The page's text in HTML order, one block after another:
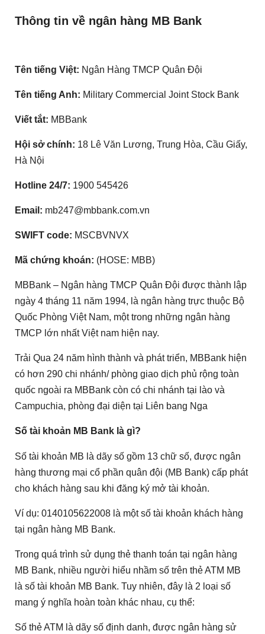
Thông tin về ngân hàng MB Bank
Tên tiếng Việt: Ngân Hàng TMCP Quân Đội
Tên tiếng Anh: Military Commercial Joint Stock Bank
Viết tắt: MBBank
Hội sở chính: 18 Lê Văn Lương, Trung Hòa, Cầu Giấy,
Hà Nội
Hotline 24/7: 1900 545426
Email: mb247@mbbank.com.vn
SWIFT code: MSCBVNVX
Mã chứng khoán: (HOSE: MBB)
MBBank – Ngân hàng TMCP Quân Đội được thành lập
ngày 4 tháng 11 năm 1994, là ngân hàng trực thuộc Bộ
Quốc Phòng Việt Nam, một trong những ngân hàng
TMCP lớn nhất Việt nam hiện nay.
Trải Qua 24 năm hình thành và phát triển, MBBank hiện
có hơn 290 chi nhánh/ phòng giao dịch phủ rộng toàn
quốc ngoài ra MBBank còn có chi nhánh tại lào và
Campuchia, phòng đại diện tại Liên bang Nga
Số tài khoản MB Bank là gì?
Số tài khoản MB là dãy số gồm 13 chữ số, được ngân
hàng thương mại cổ phần quân đội (MB Bank) cấp phát
cho khách hàng sau khi đăng ký mở tài khoản.
Ví dụ: 0140105622008 là một số tài khoản khách hàng
tại ngân hàng MB Bank.
Trong quá trình sử dụng thẻ thanh toán tại ngân hàng
MB Bank, nhiều người hiểu nhầm số trên thẻ ATM MB
là số tài khoản MB Bank. Tuy nhiên, đây là 2 loại số
mang ý nghĩa hoàn toàn khác nhau, cụ thể:
Số thẻ ATM là dãy số định danh, được ngân hàng sử